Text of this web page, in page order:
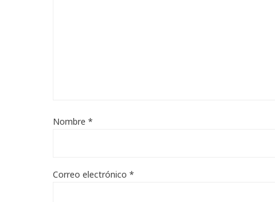
Nombre *
Correo electrónico *